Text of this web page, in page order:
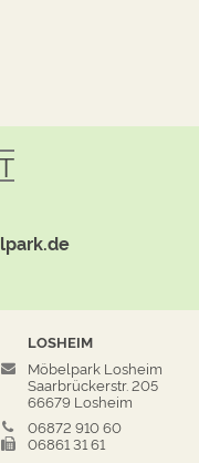
LOSHEIM
Möbelpark Losheim
Saarbrückerstr. 205
66679 Losheim
06872 910 60
06861 31 61